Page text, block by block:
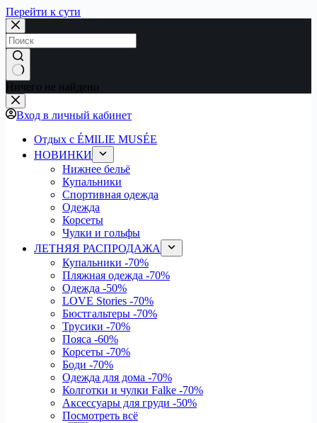
Перейти к сути
Ничего не найдено
Вход в личный кабинет
Отдых с ÉMILIE MUSÉE
НОВИНКИ
Нижнее бельё
Купальники
Спортивная одежда
Одежда
Корсеты
Чулки и гольфы
ЛЕТНЯЯ РАСПРОДАЖА
Купальники -70%
Пляжная одежда -70%
Одежда -50%
LOVE Stories -70%
Бюстгальтеры -70%
Трусики -70%
Пояса -60%
Корсеты -70%
Боди -70%
Одежда для дома -70%
Колготки и чулки Falke -70%
Аксессуары для груди -50%
Посмотреть всё